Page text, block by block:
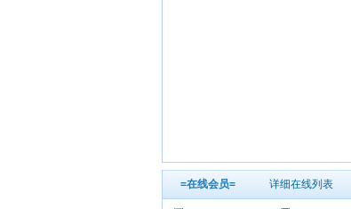
=在线会员= 详细在线列表